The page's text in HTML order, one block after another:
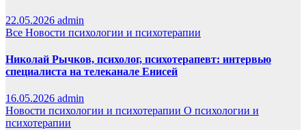
22.05.2026 admin
Все Новости психологии и психотерапии
Николай Рычков, психолог, психотерапевт: интервью
специалиста на телеканале Енисей
16.05.2026 admin
Новости психологии и психотерапии О психологии и
психотерапии